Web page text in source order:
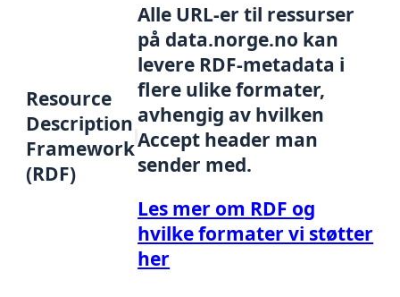
Resource
Description
Framework
(RDF)
Alle URL-er til ressurser
på data.norge.no kan
levere RDF-metadata i
flere ulike formater,
avhengig av hvilken
Accept header man
sender med.
Les mer om RDF og
hvilke formater vi støtter
her